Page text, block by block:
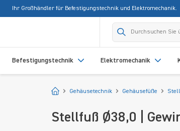
Zur Hauptnavigation springen
Ihr Großhändler für Befestigungstechnik und Elektromechanik.
Befestigungstechnik Elektromechanik
Startseite
Gehäusetechnik Gehäusefüße
Stellfuß Ø38,0 |